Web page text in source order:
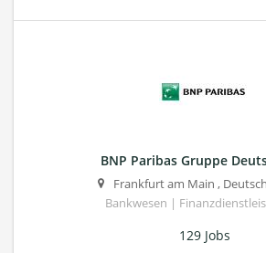
BNP Paribas Gruppe
Frankfurt am Main ,
Bankwesen |
129 Jobs